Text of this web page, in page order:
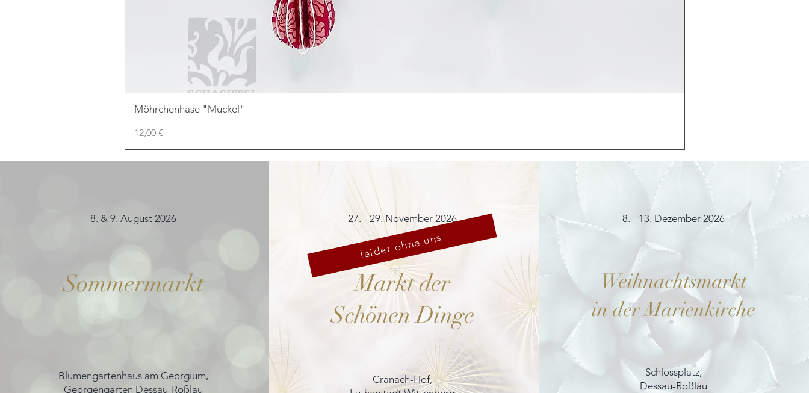
Möhrchenhase "Muckel"
Preis
12,00 €
8. & 9. August 2026
Sommermarkt
Blumengartenhaus am Georgium,
Georgengarten Dessau-Roßlau
27. - 29. November 2026
Markt der
Schönen Dinge
Cranach-Hof,
leider ohne uns
8. - 13. Dezember 2026
Weihnachtsmarkt
in der Marienkirche
Schlossplatz,
Dessau-Roßlau